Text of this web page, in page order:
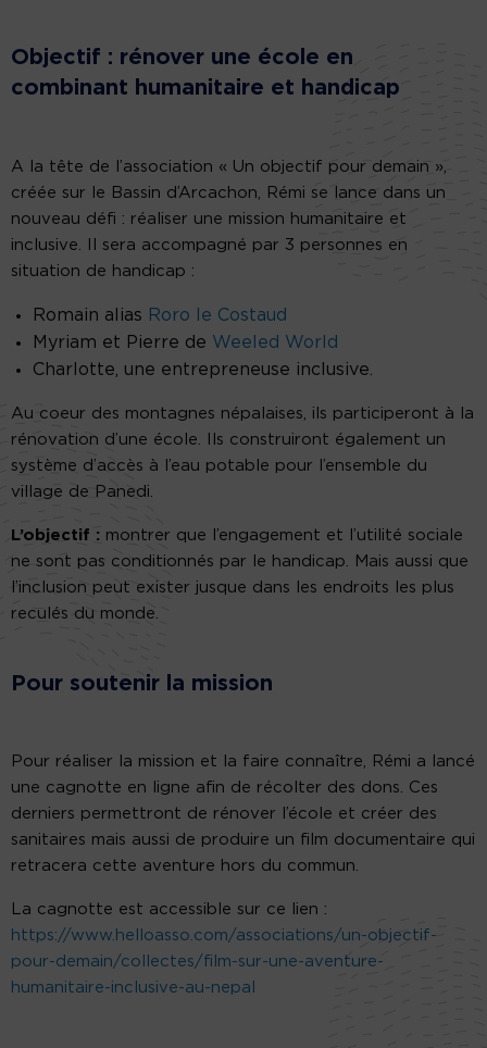
Objectif : rénover une école en
combinant humanitaire et handicap
A la tête de l’association « Un objectif pour demain »,
créée sur le Bassin d’Arcachon, Rémi se lance dans un
nouveau défi : réaliser une mission humanitaire et
inclusive. Il sera accompagné par 3 personnes en
situation de handicap :
Romain alias Roro le Costaud
Myriam et Pierre de Weeled World
Charlotte, une entrepreneuse inclusive.
Au coeur des montagnes népalaises, ils participeront à la
rénovation d’une école. Ils construiront également un
système d’accès à l’eau potable pour l’ensemble du
village de Panedi.
L’objectif : montrer que l’engagement et l’utilité sociale
ne sont pas conditionnés par le handicap. Mais aussi que
l’inclusion peut exister jusque dans les endroits les plus
reculés du monde.
Pour soutenir la mission
Pour réaliser la mission et la faire connaître, Rémi a lancé
une cagnotte en ligne afin de récolter des dons. Ces
derniers permettront de rénover l’école et créer des
sanitaires mais aussi de produire un film documentaire qui
retracera cette aventure hors du commun.
La cagnotte est accessible sur ce lien :
https://www.helloasso.com/associations/un-objectif-
pour-demain/collectes/film-sur-une-aventure-
humanitaire-inclusive-au-nepal